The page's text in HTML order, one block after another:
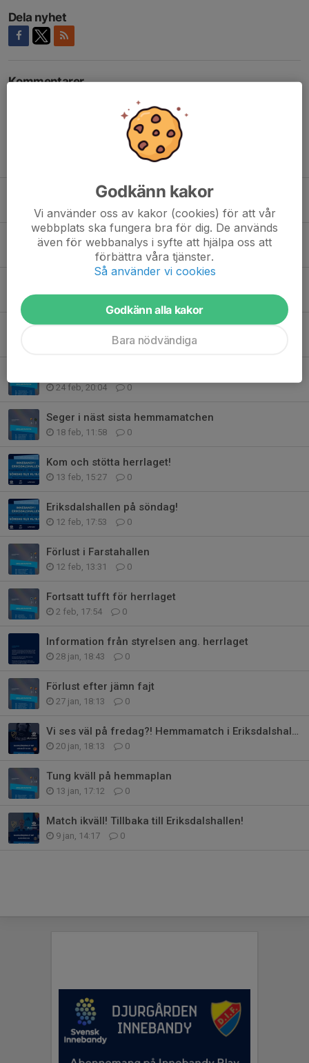
Dela nyhet
Kommentarer
Seger och säkrat kontrakt
10 mar, 16:47
Tack till Hemköp Skanstull
5 mar, 18:25 0
5 mar, 18:05 0
Repris; hemmamatch och familjedag på söndag!
0
24 feb, 20:04 0
Seger i näst sista hemmamatchen
18 feb, 11:58 0
Kom och stötta herrlaget!
13 feb, 15:27 0
Eriksdalshallen på söndag!
12 feb, 17:53 0
Förlust i Farstahallen
12 feb, 13:31 0
Fortsatt tufft för herrlaget
2 feb, 17:54 0
Information från styrelsen ang. herrlaget
28 jan, 18:43 0
Förlust efter jämn fajt
27 jan, 18:13 0
Vi ses väl på fredag?! Hemmamatch i Eriksdalshallen
20 jan, 18:13 0
Tung kväll på hemmaplan
13 jan, 17:12 0
Match ikväll! Tillbaka till Eriksdalshallen!
9 jan, 14:17 0
Godkänn kakor
Vi använder oss av kakor (cookies) för att vår
webbplats ska fungera bra för dig. De används
även för webbanalys i syfte att hjälpa oss att
förbättra våra tjänster.
Så använder vi cookies
Godkänn alla kakor
Bara nödvändiga